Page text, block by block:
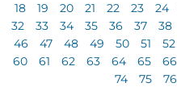
18
19 20 21 22 23 24
32
33 34 35 36 37 38
46
47 48 49 50 51 52
60
61 62 63 64 65 66
74
75 76